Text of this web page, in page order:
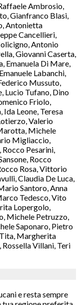
Ambrosio,
Gianfranco Blasi,
Antonietta
Cancellieri,
Antonio
Giovanni Caserta,
Emanuela Di Mare,
Labanchi,
Mussuto,
Lucio Tufano, Dino
Friolo,
Ida Leone, Teresa
Valerio
Michele
Migliaccio,
Pesarini,
Rocco
Rosa, Vittorio
Claudia De Luca,
Santoro, Anna
Tedesco, Vito
Lopergolo,
Michele Petruzzo,
Saponaro, Pietro
Margherita
Villani, Teri
e resta sempre